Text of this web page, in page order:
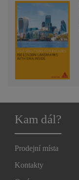
Kam dál?
Prodejní místa
Kontakty